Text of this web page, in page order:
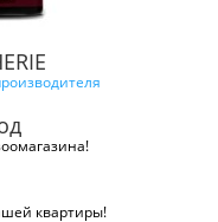
квартиры!